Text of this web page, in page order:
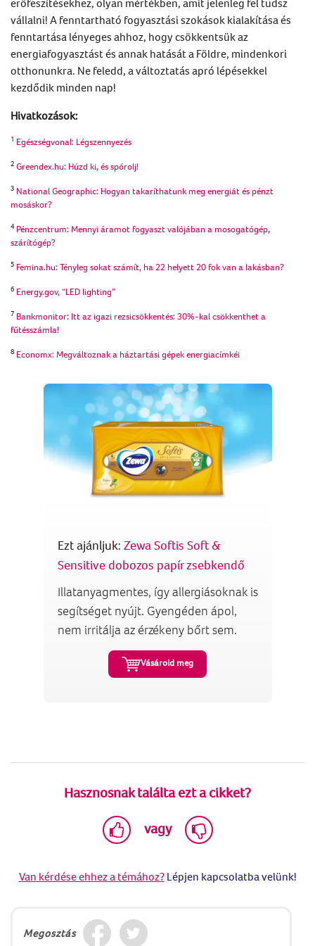
Ezt ajánljuk: Zewa Softis Soft &
Sensitive dobozos papír zsebkendő
Illatanyagmentes, így allergiásoknak is
segítséget nyújt. Gyengéden ápol,
nem irritálja az érzékeny bőrt sem.
Vásárold meg
vállalni! A fenntartható fogyasztási szokások kialakítása és
fenntartása lényeges ahhoz, hogy csökkentsük az
energiafogyasztást és annak hatását a Földre, mindenkori
otthonunkra. Ne feledd, a változtatás apró lépésekkel
kezdődik minden nap!
Hivatkozások:
1 Egészségvonal: Légszennyezés
2 Greendex.hu: Húzd ki, és spórolj!
3 National Geographic: Hogyan takaríthatunk meg energiát és pénzt
mosáskor?
4 Pénzcentrum: Mennyi áramot fogyaszt valójában a mosogatógép,
szárítógép?
5 Femina.hu: Tényleg sokat számít, ha 22 helyett 20 fok van a lakásban?
6 Energy.gov, “LED lighting”
7 Bankmonitor: Itt az igazi rezsicsökkentés: 30%-kal csökkenthet a
fűtésszámla!
8 Economx: Megváltoznak a háztartási gépek energiacímkéi
Hasznosnak találta ezt a cikket?
vagy
Van kérdése ehhez a témához?Lépjen kapcsolatba velünk!
Megosztás